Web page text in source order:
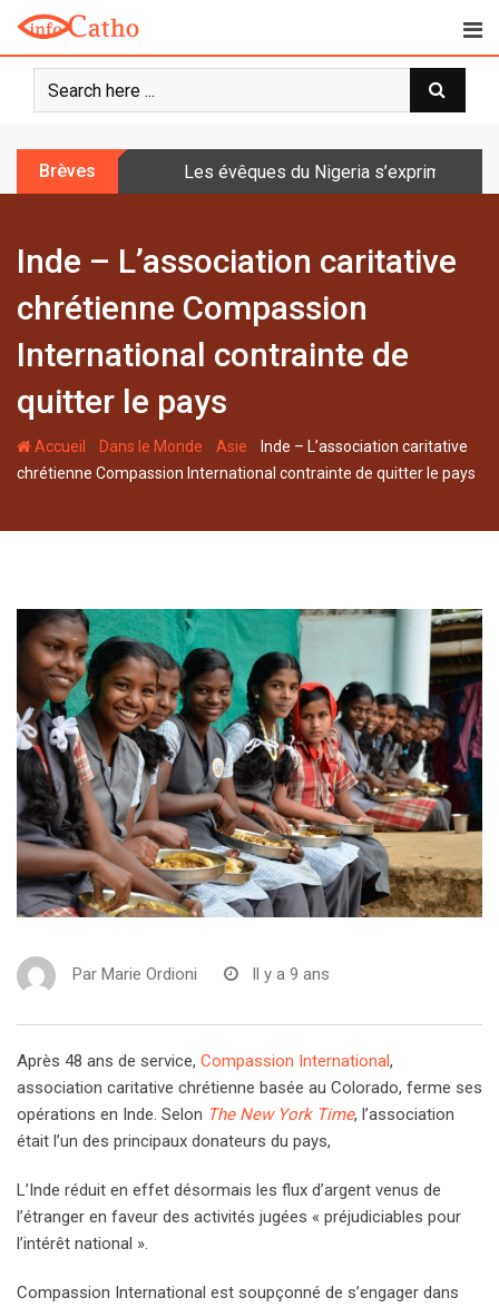
o
Brèves Les évêques du Nigeria s’expriment
Inde – L’association caritative
chrétienne Compassion
International contrainte de
quitter le pays
Accueil - Dans le Monde -Asie - Inde – L’association caritative
chrétienne Compassion International contrainte de quitter le pays
Par Marie Ordioni Il y a 9 ans
Après 48 ans de service, Compassion International,
association caritative chrétienne basée au Colorado, ferme ses
opérations en Inde. Selon The New York Time, l’association
était l’un des principaux donateurs du pays,
L’Inde réduit en effet désormais les flux d’argent venus de
l’étranger en faveur des activités jugées « préjudiciables pour
l’intérêt national ».
Compassion International est soupçonné de s’engager dans